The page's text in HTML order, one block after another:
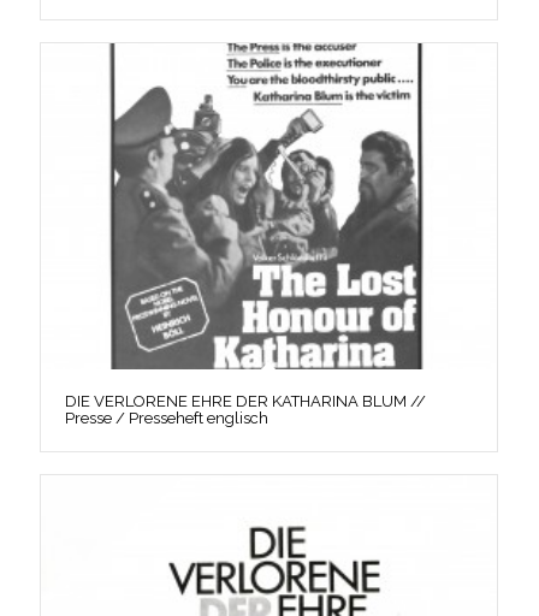
DIE VERLORENE EHRE DER KATHARINA BLUM //
Presse / Presseheft englisch